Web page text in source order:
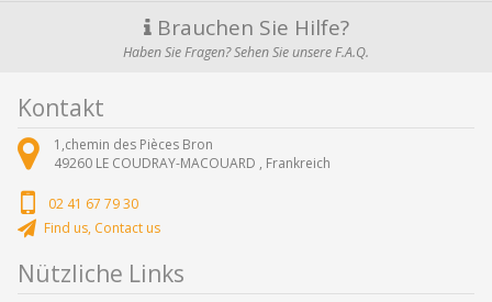
Brauchen Sie Hilfe?
Haben Sie Fragen? Sehen Sie unsere F.A.Q.
Kontakt
1,chemin des Pièces Bron
49260 LE COUDRAY-MACOUARD , Frankreich
02 41 67 79 30
Find us, Contact us
Nützliche Links